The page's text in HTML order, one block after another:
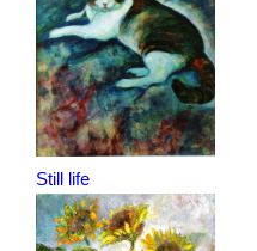
Still life